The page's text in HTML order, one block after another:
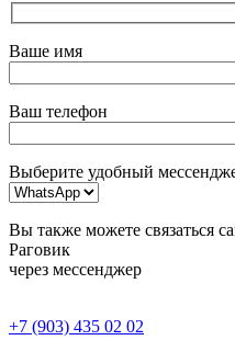
Ваше имя
Ваш телефон
Выберите удобный
Вы также можете связаться
Раговик
через мессенджер
+7 (903) 435 02 02